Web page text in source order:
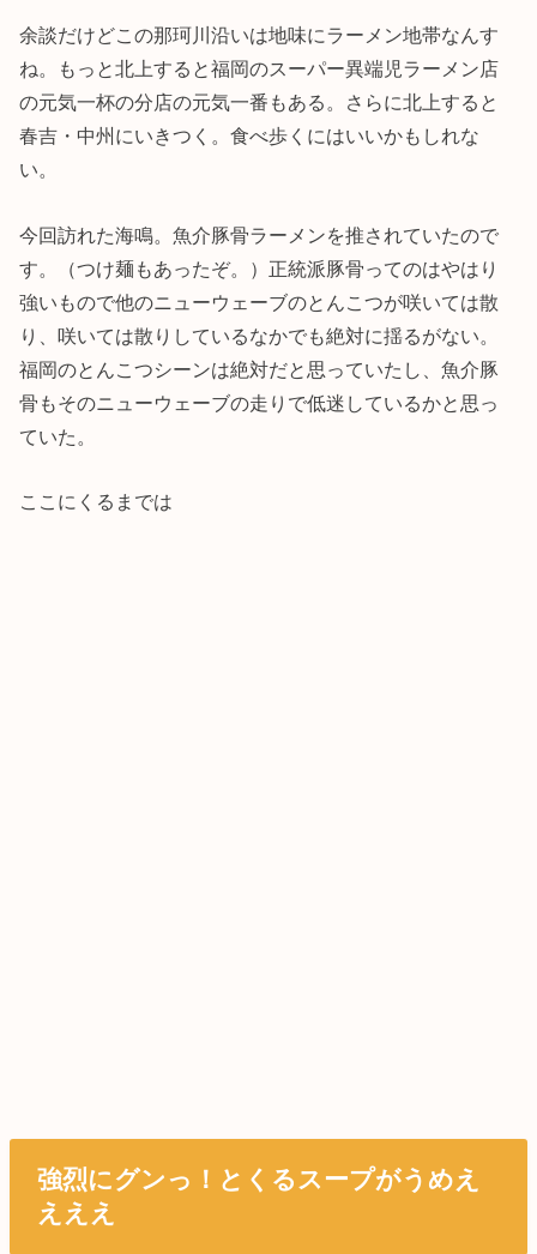
余談だけどこの那珂川沿いは地味にラーメン地帯なんす
ね。もっと北上すると福岡のスーパー異端児ラーメン店
の元気一杯の分店の元気一番もある。さらに北上すると
春吉・中州にいきつく。食べ歩くにはいいかもしれな
い。
今回訪れた海鳴。魚介豚骨ラーメンを推されていたので
す。（つけ麺もあったぞ。）正統派豚骨ってのはやはり
強いもので他のニューウェーブのとんこつが咲いては散
り、咲いては散りしているなかでも絶対に揺るがない。
福岡のとんこつシーンは絶対だと思っていたし、魚介豚
骨もそのニューウェーブの走りで低迷しているかと思っ
ていた。
ここにくるまでは
強烈にグンっ！とくるスープがうめえ
えええ